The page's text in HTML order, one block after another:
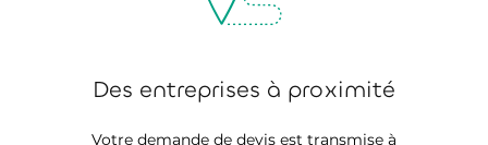
Des entreprises à proximité
Votre demande de devis est transmise à